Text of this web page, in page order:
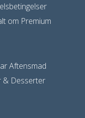
om Premium
Aftensmad
& Desserter